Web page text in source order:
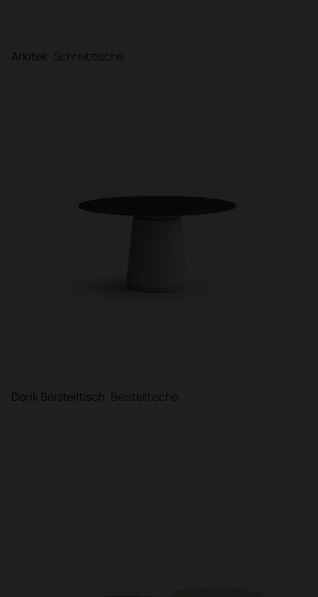
Arkitek Schreibtische
Dorik Beistelltisch Beistelltische